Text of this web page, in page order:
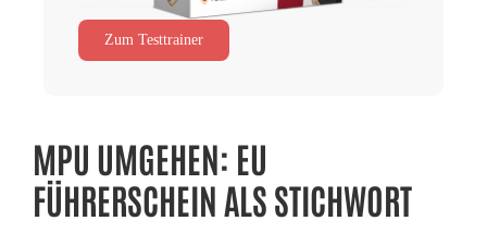
Zum Testtrainer
MPU UMGEHEN: EU
FÜHRERSCHEIN ALS STICHWORT